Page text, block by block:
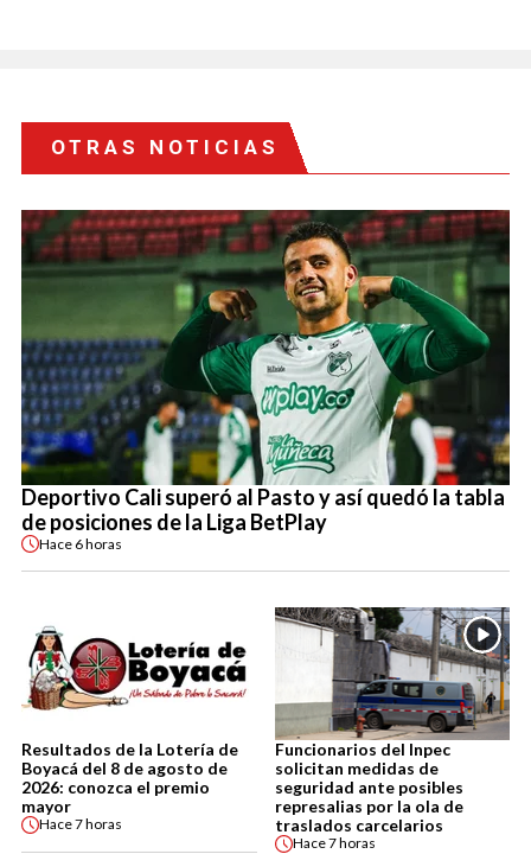
OTRAS NOTICIAS
Deportivo Cali superó al Pasto y así quedó la tabla
de posiciones de la Liga BetPlay
Hace 6 horas
Resultados de la Lotería de
Boyacá del 8 de agosto de
2026: conozca el premio
mayor
Hace7 horas
Funcionarios del Inpec
solicitan medidas de
seguridad ante posibles
represalias por la ola de
traslados carcelarios
Hace7 horas